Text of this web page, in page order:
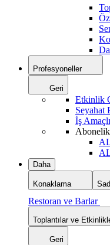
Profesyoneller
Geri
Etkinlik
Seyahat
İş
Daha
Konaklama
Restoran ve Barlar
Toplantılar ve
Geri